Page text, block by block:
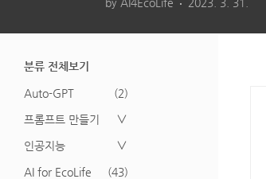
분류 전체보기
Auto-GPT (2)
프롬프트 만들기 ∨
인공지능 ∨
AI for EcoLife (43)